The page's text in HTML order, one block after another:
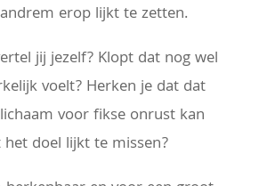
erop lijkt te zetten.
jij jezelf? Klopt dat nog wel
voelt? Herken je dat dat
voor fikse onrust kan
doel lijkt te missen?